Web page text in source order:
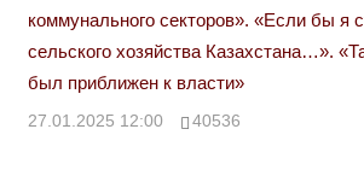
коммунального секторов». «Если бы я
сельского хозяйства Казахстана…».
был приближен к власти»
27.01.2025 12:00 40536